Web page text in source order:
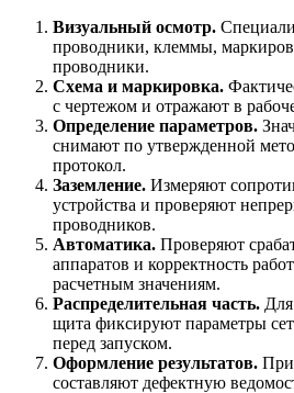
Визуальный осмотр.
проводники, клеммы,
проводники.
Схема и маркировка.
с чертежом и отражают в
Определение параметров.
снимают по утвержденной
протокол.
Заземление. Измеряют
устройства и проверяют
проводников.
Автоматика. Проверяют
аппаратов и корректность
расчетным значениям.
Распределительная часть.
щита фиксируют параметры
перед запуском.
Оформление результатов. При
составляют дефектную